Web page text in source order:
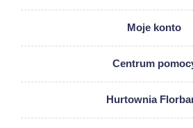
Moje konto
Centrum
Hurtownia